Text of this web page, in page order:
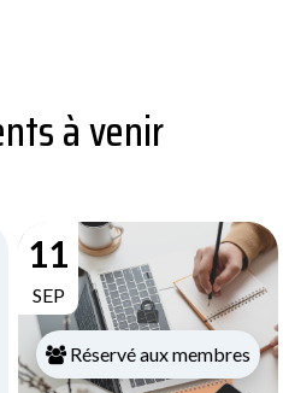
à venir
11
SEP
Réservé aux membres